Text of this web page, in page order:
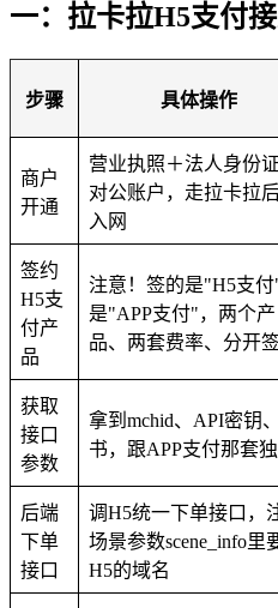
一：拉卡拉H5支付
步骤 具体操作
商户
开通
营业执照＋法人身份
对公账户，走拉卡拉
入网
签约
H5支
付产
品
注意！签的是"H5支
是"APP支付"，两个产
品、两套费率、分开
获取
接口
参数
拿到mchid、API密钥
书，跟APP支付那套
后端
下单
接口
调H5统一下单接口，
场景参数scene_info里
H5的域名